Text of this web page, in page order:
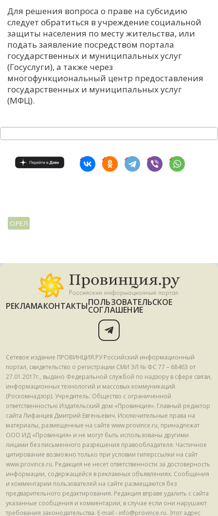
Для решения вопроса о праве на субсидию
следует обратиться в учреждение социальной
защиты населения по месту жительства, или
подать заявление посредством портала
государственных и муниципальных услуг
(Госуслуги), а также через
многофункциональный центр предоставления
государственных и муниципальных услуг
(МФЦ).
ОРЕЛ
РЕКЛАМАКОНТАКТЫПОЛЬЗОВАТЕЛЬСКОЕ
СОГЛАШЕНИЕ
Сетевое издание ПРОВИНЦИЯ.РУ Российский информационный
портал, свидетельство о регистрации СМИ ЭЛ № ФС 77 – 68463 от
27.01.2017г., выдано Федеральной службой по надзору в сфере связи,
информационных технологий и массовых коммуникаций
(Роскомнадзор). Учредитель: Общество с ограниченной
ответственностью Издательский дом «Провинция». Главный редактор
сайта Лифанцев Дмитрий Евгеньевич. Исключительные права на
материалы, размещенные на сайте www.province.ru, принадлежат
ООО ИД «Провинция» и не могут быть использованы другими
лицами без письменного разрешения правообладателя. Частичное
цитирование возможно только при условии гиперссылки на сайт
www.province.ru. Редакция не несет ответственности за достоверность
информации, содержащейся в рекламных объявлениях. Сообщения
и комментарии пользователей на сайте размещаются без
предварительного редактирования. Редакция вправе удалить с сайта
указанные сообщения и комментарии, в случае если они нарушают
требования законодательства. E-mail - info@province.ru. Этот адрес